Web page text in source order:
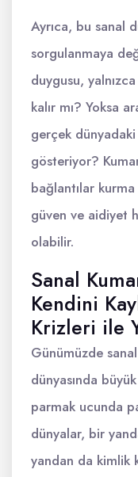
Ayrıca, bu sanal
sorgulanmaya
duygusu,
kalır mı? Yoksa
gerçek
gösteriyor?
bağlantılar
güven ve aidiyet
olabilir.
Sanal
Kendini
Krizleri ile
Günümüzde
dünyasında
parmak ucunda
dünyalar, bir
yandan da kimlik